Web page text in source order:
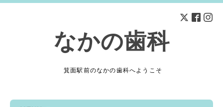
なかの歯科
箕面駅前のなかの歯科へようこそ